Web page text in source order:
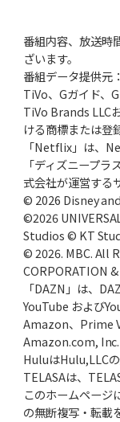
番組内容、放送時
ざいます。
番組データ提供元
TiVo、Gガイド、
TiVo Brands LLC
ける商標または登
「Netflix」は、
「ディズニープ
式会社が運営する
© 2026 Disney
©2026
Studios © KT
© 2026. MBC. All
CORPORATION
「DAZN」は、
YouTube および
Amazon、Prime
Amazon.com, Inc.
HuluはHulu,LLCの
TELASAは、
このホームページ
の無断複写・転載